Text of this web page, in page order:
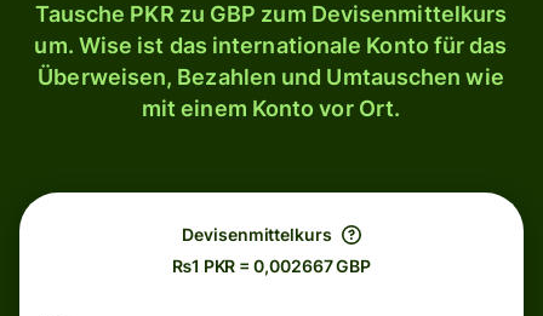
Tausche PKR zu GBP zum Devisenmittelkurs
um. Wise ist das internationale Konto für das
Überweisen, Bezahlen und Umtauschen wie
mit einem Konto vor Ort.
Devisenmittelkurs
₨1 PKR = 0,002667 GBP